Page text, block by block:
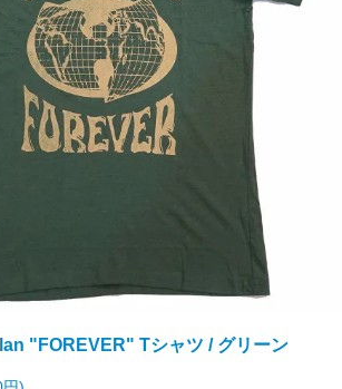
"FOREVER" Tシャツ / グリーン